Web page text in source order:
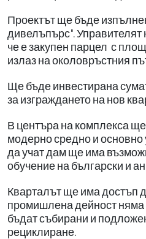
Проектът ще бъде
дивелъпърс". Управителят
че е закупен парцел с
излаз на околовръстния
Ще бъде инвестирана
за изграждането на нов
В центъра на комплекса
модерно средно и
да учат дам ще има
обучение на български и
Кварталът ще има достъп
промишлена дейност няма
бъдат събирани и
рециклиране.